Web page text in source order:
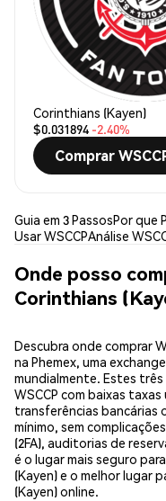
Corinthians (Kayen)
$0.031894 -2.40%
Comprar
Guia em 3 PassosPor que
Usar WSCCPAnálise
Onde posso
Corinthians
Descubra onde comprar
na Phemex, uma
mundialmente. Estes
WSCCP com baixas
transferências bancárias
mínimo, sem
(2FA), auditorias de
é o lugar mais seguro
(Kayen) e o melhor lugar
(Kayen) online.